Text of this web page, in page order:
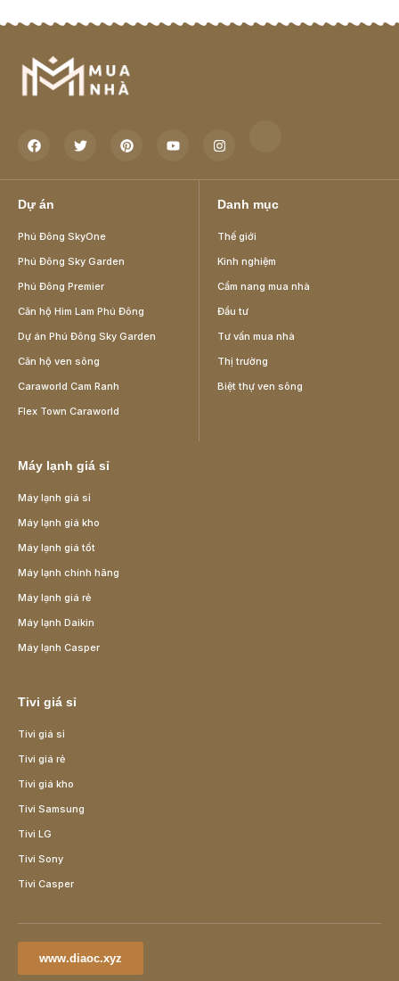
Dự án
Phú Đông SkyOne
Phú Đông Sky Garden
Phú Đông Premier
Căn hộ Him Lam Phú Đông
Dự án Phú Đông Sky Garden
Căn hộ ven sông
Caraworld Cam Ranh
Flex Town Caraworld
Danh mục
Thế giới
Kinh nghiệm
Cẩm nang mua nhà
Đầu tư
Tư vấn mua nhà
Thị trường
Biệt thự ven sông
Máy lạnh giá sỉ
Máy lạnh giá sỉ
Máy lạnh giá kho
Máy lạnh giá tốt
Máy lạnh chính hãng
Máy lạnh giá rẻ
Máy lạnh Daikin
Máy lạnh Casper
Tivi giá sỉ
Tivi giá sỉ
Tivi giá rẻ
Tivi giá kho
Tivi Samsung
Tivi LG
Tivi Sony
Tivi Casper
www.diaoc.xyz